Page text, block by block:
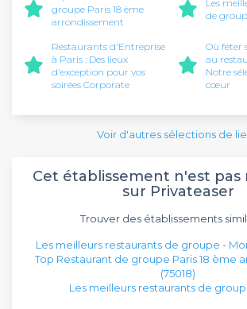
groupe Paris 18 ème
arrondissement
Les
de
Restaurants d'Entreprise
à Paris : Des lieux
d'exception pour vos
soirées Corporate
Où fêter
au
Notre
cœur
Voir d'autres sélections de
Cet établissement n'est pas
sur Privateaser
Trouver des établissements
Les meilleurs restaurants de groupe -
Top Restaurant de groupe Paris 18 ème
(75018)
Les meilleurs restaurants de